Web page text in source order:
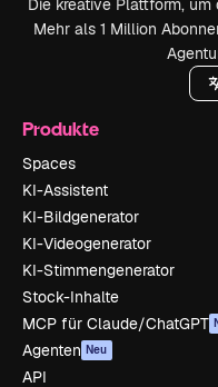
Die kreative Plattform,
Mehr als 1 Million
Produkte
Spaces
KI-Assistent
KI-Bildgenerator
KI-Videogenerator
KI-Stimmengenerator
Stock-Inhalte
MCP für Claude/ChatGPT
Agenten Neu
API